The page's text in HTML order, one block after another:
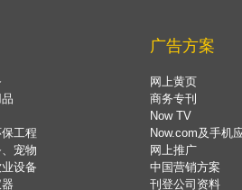
工程
宠物
设备
广告方案
网上黄页
商务专刊
Now TV
Now.com及手机
网上推广
中国营销方案
刊登公司资料